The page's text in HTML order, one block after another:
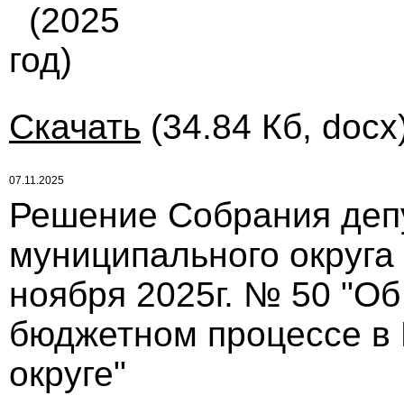
(2025
год)
Скачать (34.84 Кб,
07.11.2025
Решение Собрания
муниципального
ноября 2025г. № 50
бюджетном процессе
округе"